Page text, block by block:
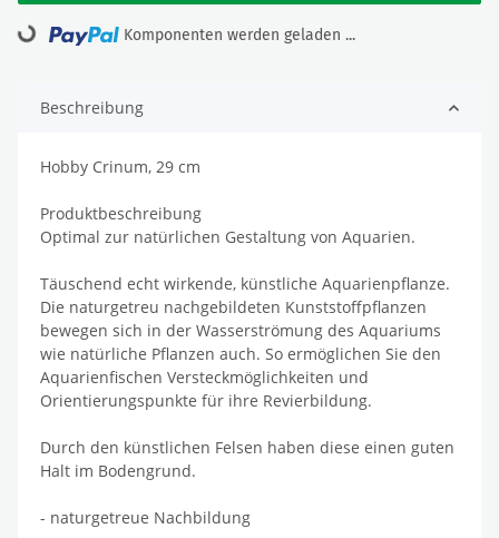
Loading... Komponenten werden geladen ...
Beschreibung
Hobby Crinum, 29 cm
Produktbeschreibung
Optimal zur natürlichen Gestaltung von Aquarien.
Täuschend echt wirkende, künstliche Aquarienpflanze.
Die naturgetreu nachgebildeten Kunststoffpflanzen
bewegen sich in der Wasserströmung des Aquariums
wie natürliche Pflanzen auch. So ermöglichen Sie den
Aquarienfischen Versteckmöglichkeiten und
Orientierungspunkte für ihre Revierbildung.
Durch den künstlichen Felsen haben diese einen guten
Halt im Bodengrund.
- naturgetreue Nachbildung